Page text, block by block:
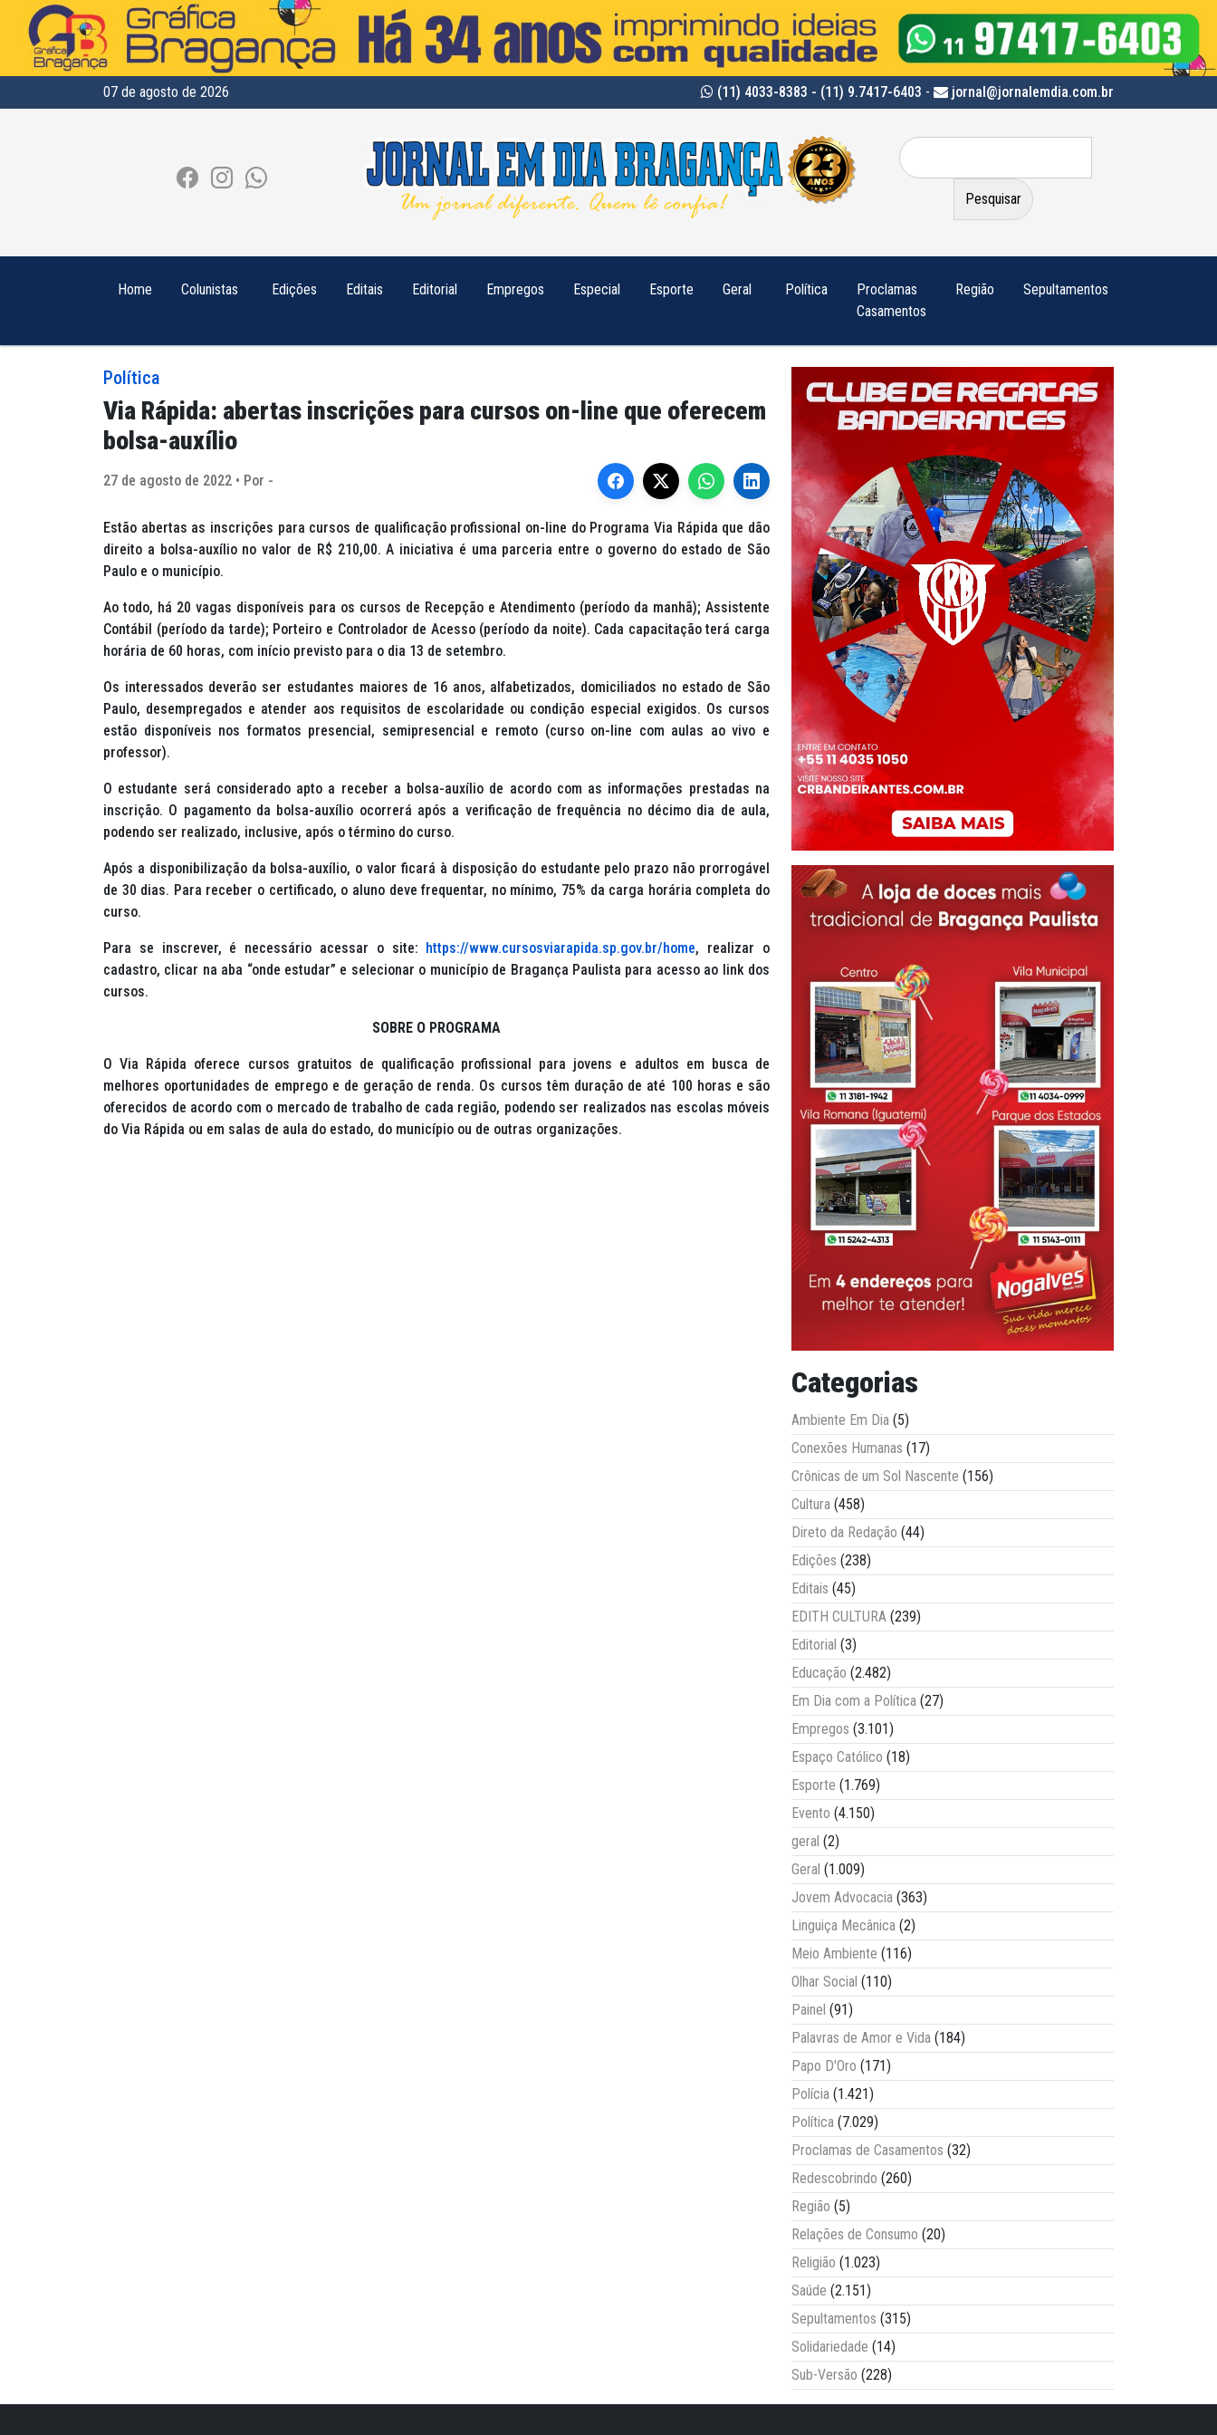
07 de agosto de 2026 (11) 4033-8383 - (11) 9.7417-6403 - jornal@jornalemdia.com.br
Pesquisar
por:
Home Colunistas Edições Editais Editorial Empregos Especial Esporte Geral Política
Proclamas
Casamentos
Região Sepultamentos
Política
Via Rápida: abertas inscrições para cursos on-line que oferecem
bolsa-auxílio
27 de agosto de 2022 • Por -
Estão abertas as inscrições para cursos de qualificação profissional on-line do Programa Via Rápida que dão
direito a bolsa-auxílio no valor de R$ 210,00. A iniciativa é uma parceria entre o governo do estado de São
Paulo e o município.
Ao todo, há 20 vagas disponíveis para os cursos de Recepção e Atendimento (período da manhã); Assistente
Contábil (período da tarde); Porteiro e Controlador de Acesso (período da noite). Cada capacitação terá carga
horária de 60 horas, com início previsto para o dia 13 de setembro.
Os interessados deverão ser estudantes maiores de 16 anos, alfabetizados, domiciliados no estado de São
Paulo, desempregados e atender aos requisitos de escolaridade ou condição especial exigidos. Os cursos
estão disponíveis nos formatos presencial, semipresencial e remoto (curso on-line com aulas ao vivo e
professor).
O estudante será considerado apto a receber a bolsa-auxílio de acordo com as informações prestadas na
inscrição. O pagamento da bolsa-auxílio ocorrerá após a verificação de frequência no décimo dia de aula,
podendo ser realizado, inclusive, após o término do curso.
Após a disponibilização da bolsa-auxílio, o valor ficará à disposição do estudante pelo prazo não prorrogável
de 30 dias. Para receber o certificado, o aluno deve frequentar, no mínimo, 75% da carga horária completa do
curso.
Para se inscrever, é necessário acessar o site: https://www.cursosviarapida.sp.gov.br/home, realizar o
cadastro, clicar na aba “onde estudar” e selecionar o município de Bragança Paulista para acesso ao link dos
cursos.
SOBRE O PROGRAMA
O Via Rápida oferece cursos gratuitos de qualificação profissional para jovens e adultos em busca de
melhores oportunidades de emprego e de geração de renda. Os cursos têm duração de até 100 horas e são
oferecidos de acordo com o mercado de trabalho de cada região, podendo ser realizados nas escolas móveis
do Via Rápida ou em salas de aula do estado, do município ou de outras organizações.
Categorias
Ambiente Em Dia (5)
Conexões Humanas (17)
Crônicas de um Sol Nascente (156)
Cultura (458)
Direto da Redação (44)
Edições (238)
Editais (45)
EDITH CULTURA (239)
Editorial (3)
Educação (2.482)
Em Dia com a Política (27)
Empregos (3.101)
Espaço Católico (18)
Esporte (1.769)
Evento (4.150)
geral (2)
Geral (1.009)
Jovem Advocacia (363)
Linguiça Mecânica (2)
Meio Ambiente (116)
Olhar Social (110)
Painel (91)
Palavras de Amor e Vida (184)
Papo D'Oro (171)
Polícia (1.421)
Política (7.029)
Proclamas de Casamentos (32)
Redescobrindo (260)
Região (5)
Relações de Consumo (20)
Religião (1.023)
Saúde (2.151)
Sepultamentos (315)
Solidariedade (14)
Sub-Versão (228)